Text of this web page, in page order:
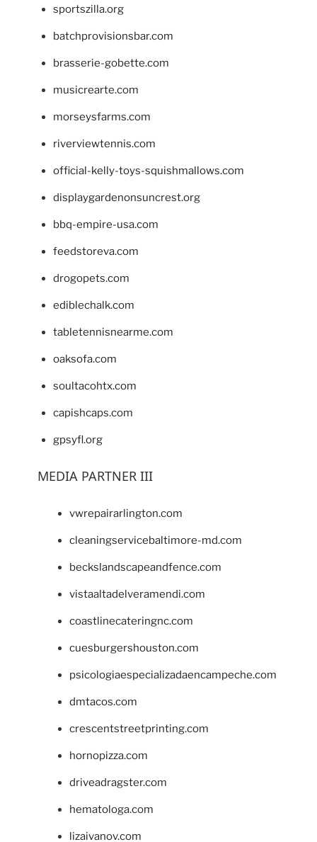
sportszilla.org
batchprovisionsbar.com
brasserie-gobette.com
musicrearte.com
morseysfarms.com
riverviewtennis.com
official-kelly-toys-squishmallows.com
displaygardenonsuncrest.org
bbq-empire-usa.com
feedstoreva.com
drogopets.com
ediblechalk.com
tabletennisnearme.com
oaksofa.com
soultacohtx.com
capishcaps.com
gpsyfl.org
MEDIA PARTNER III
vwrepairarlington.com
cleaningservicebaltimore-md.com
beckslandscapeandfence.com
vistaaltadelveramendi.com
coastlinecateringnc.com
cuesburgershouston.com
psicologiaespecializadaencampeche.com
dmtacos.com
crescentstreetprinting.com
hornopizza.com
driveadragster.com
hematologa.com
lizaivanov.com